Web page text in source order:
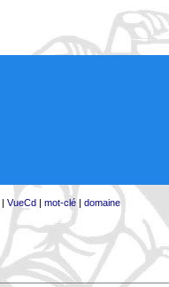
| VueCd | mot-clé | domaine